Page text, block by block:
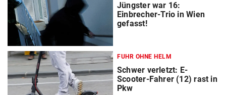
Jüngster war 16:
Einbrecher-Trio in Wien
gefasst!
FUHR OHNE HELM
Schwer verletzt: E-
Scooter-Fahrer (12) rast in
Pkw